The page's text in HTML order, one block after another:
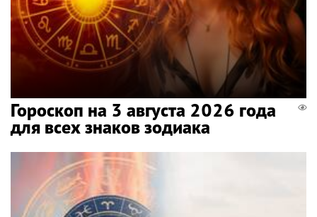
Гороскоп на 3 августа 2026 года
для всех знаков зодиака